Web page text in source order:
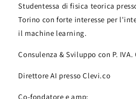
Studentessa di fisica teorica
Torino con forte interesse per
il machine learning.
Consulenza & Sviluppo con P.
Direttore AI presso Clevi.co
Co-fondatore e amp;